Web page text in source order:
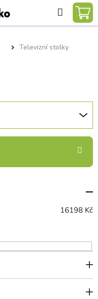
Hledat
Televizní stolky
16198 Kč